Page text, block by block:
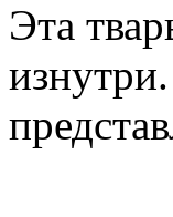
Эта